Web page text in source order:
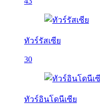
ทัวร์รัสเซีย
30
ทัวร์อินโดนีเซีย